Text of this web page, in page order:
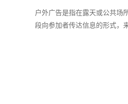
户外广告是指在露天或公共场
段向参加者传达信息的形式，